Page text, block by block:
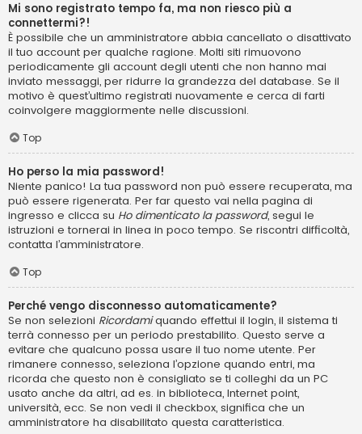
Mi sono registrato tempo fa, ma non riesco più a
connettermi?!
È possibile che un amministratore abbia cancellato o disattivato
il tuo account per qualche ragione. Molti siti rimuovono
periodicamente gli account degli utenti che non hanno mai
inviato messaggi, per ridurre la grandezza del database. Se il
motivo è quest’ultimo registrati nuovamente e cerca di farti
coinvolgere maggiormente nelle discussioni.
Top
Ho perso la mia password!
Niente panico! La tua password non può essere recuperata, ma
può essere rigenerata. Per far questo vai nella pagina di
ingresso e clicca su Ho dimenticato la password, segui le
istruzioni e tornerai in linea in poco tempo. Se riscontri difficoltà,
contatta l’amministratore.
Top
Perché vengo disconnesso automaticamente?
Se non selezioni Ricordamiquando effettui il login, il sistema ti
terrà connesso per un periodo prestabilito. Questo serve a
evitare che qualcuno possa usare il tuo nome utente. Per
rimanere connesso, seleziona l’opzione quando entri, ma
ricorda che questo non è consigliato se ti colleghi da un PC
usato anche da altri, ad es. in biblioteca, Internet point,
università, ecc. Se non vedi il checkbox, significa che un
amministratore ha disabilitato questa caratteristica.